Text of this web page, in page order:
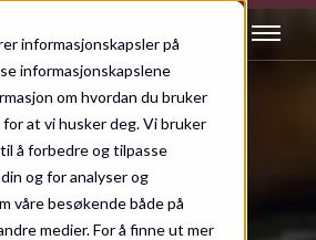
informasjonskapsler på
informasjonskapslene
om hvordan du bruker
at vi husker deg. Vi bruker
å forbedre og tilpasse
og for analyser og
våre besøkende både på
medier. For å finne ut mer